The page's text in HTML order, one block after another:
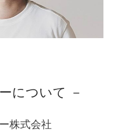
について －
株式会社